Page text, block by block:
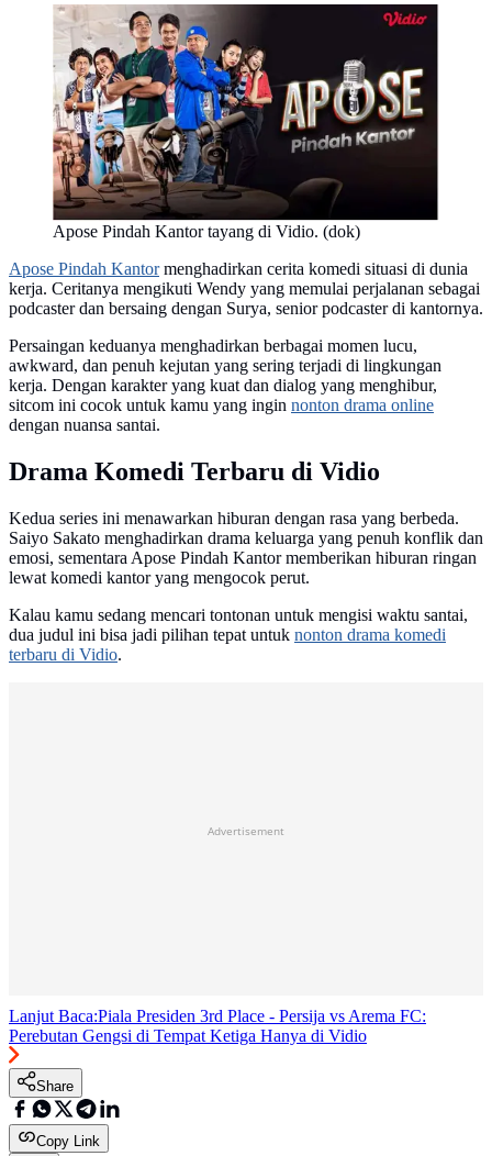
Apose Pindah Kantor tayang di Vidio. (dok)
Apose Pindah Kantormenghadirkan cerita komedi situasi di dunia
kerja. Ceritanya mengikuti Wendy yang memulai perjalanan sebagai
podcaster dan bersaing dengan Surya, senior podcaster di kantornya.
Persaingan keduanya menghadirkan berbagai momen lucu,
awkward, dan penuh kejutan yang sering terjadi di lingkungan
kerja. Dengan karakter yang kuat dan dialog yang menghibur,
sitcom ini cocok untuk kamu yang ingin nonton drama online
dengan nuansa santai.
Drama Komedi Terbaru di Vidio
Kedua series ini menawarkan hiburan dengan rasa yang berbeda.
Saiyo Sakato menghadirkan drama keluarga yang penuh konflik dan
emosi, sementara Apose Pindah Kantor memberikan hiburan ringan
lewat komedi kantor yang mengocok perut.
Kalau kamu sedang mencari tontonan untuk mengisi waktu santai,
dua judul ini bisa jadi pilihan tepat untuk nonton drama komedi
terbaru di Vidio.
Advertisement
Lanjut Baca:Piala Presiden 3rd Place - Persija vs Arema FC:
Perebutan Gengsi di Tempat Ketiga Hanya di Vidio
Share
Copy Link